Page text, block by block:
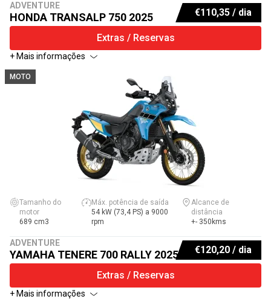
ADVENTURE
HONDA TRANSALP 750 2025 €110,35 / dia
Extras / Reservas
+ Mais informações
Tamanho do
motor
689 cm3
Máx. potência de saída
54 kW (73,4 PS) a 9000
rpm
Alcance de
distância
+- 350kms
ADVENTURE
YAMAHA TENERE 700 RALLY 2025 €120,20 / dia
Extras / Reservas
MOTO
+ Mais informações